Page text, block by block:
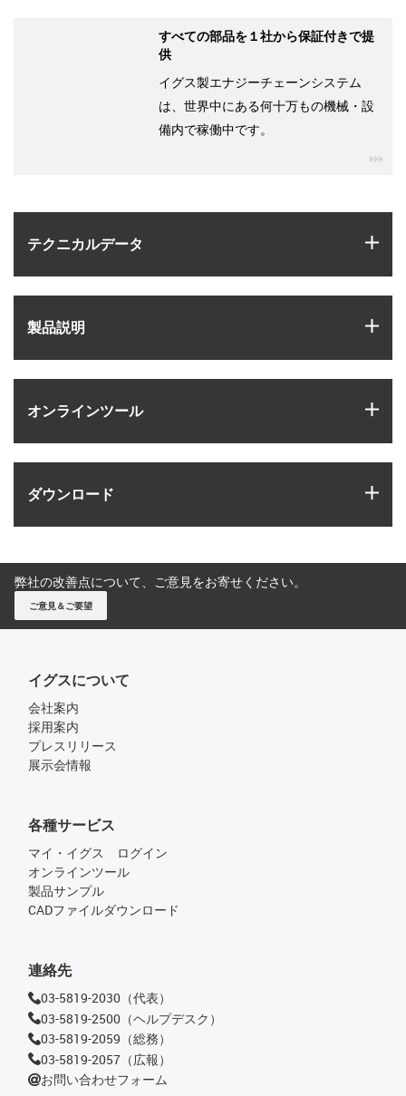
テクニカルデータ
製品説明
オンラインツール
ダウンロード
すべての部品を１社から保証付きで提
供
イグス製エナジーチェーンシステム
は、世界中にある何十万もの機械・設
備内で稼働中です。
弊社の改善点について、ご意見をお寄せください。
ご意見＆ご要望
イグスについて
会社案内
採用案内
プレスリリース
展示会情報
各種サービス
マイ・イグス ログイン
オンラインツール
製品サンプル
CADファイルダウンロード
連絡先
03-5819-2030（代表）
03-5819-2500（ヘルプデスク）
03-5819-2059（総務）
03-5819-2057（広報）
お問い合わせフォーム